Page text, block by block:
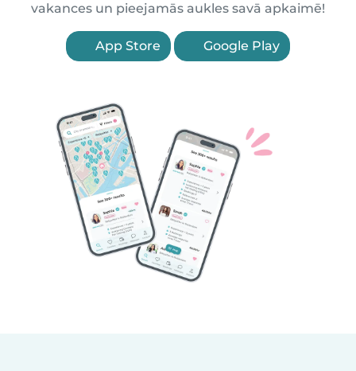
vakances un pieejamās aukles savā apkaimē!
App Store Google Play